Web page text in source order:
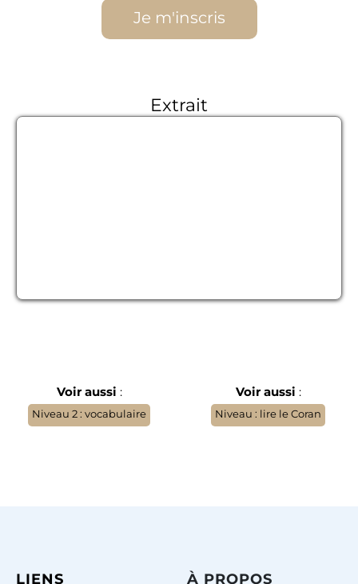
Je m'inscris
Extrait
Voir aussi :
Niveau 2 : vocabulaire
Voir aussi :
Niveau : lire le Coran
LIENS À PROPOS